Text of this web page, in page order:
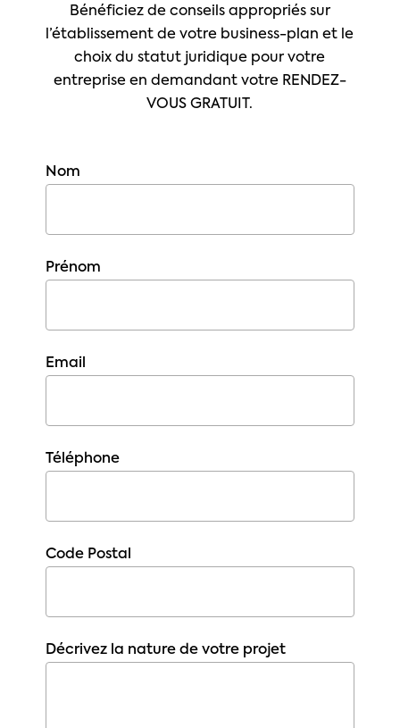
Bénéficiez de conseils appropriés sur
l’établissement de votre business-plan et le
choix du statut juridique pour votre
entreprise en demandant votre RENDEZ-
VOUS GRATUIT.
Nom
Prénom
Email
Téléphone
Code Postal
Décrivez la nature de votre projet